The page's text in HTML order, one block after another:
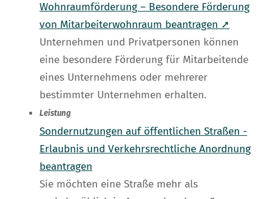
Wohnraumförderung – Besondere Förderung
von Mitarbeiterwohnraum beantragen ➚
Unternehmen und Privatpersonen können
eine besondere Förderung für Mitarbeitende
eines Unternehmens oder mehrerer
bestimmter Unternehmen erhalten.
Leistung
Sondernutzungen auf öffentlichen Straßen -
Erlaubnis und Verkehrsrechtliche Anordnung
beantragen
Sie möchten eine Straße mehr als